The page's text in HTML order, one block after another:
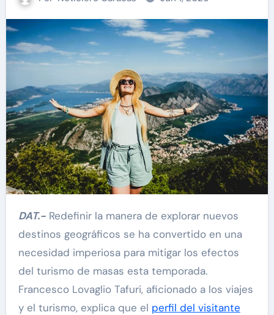
DAT.-Redefinir la manera de explorar nuevos
destinos geográficos se ha convertido en una
necesidad imperiosa para mitigar los efectos
del turismo de masas esta temporada.
Francesco Lovaglio Tafuri, aficionado a los viajes
y el turismo, explica que el perfil del visitante